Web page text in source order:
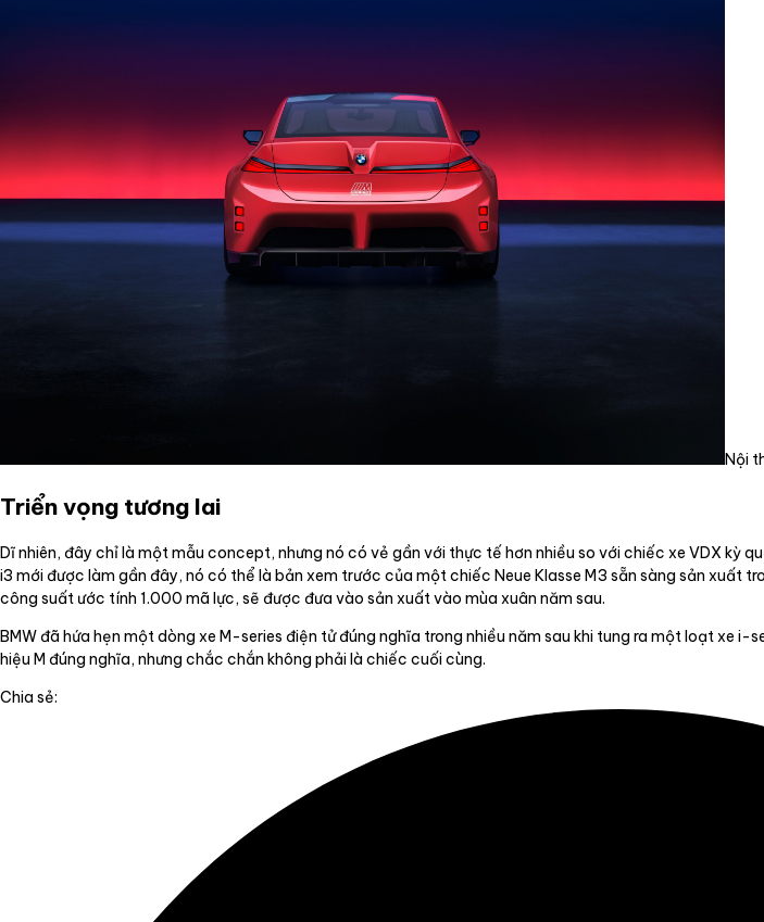
Nội
Triển vọng tương lai
Dĩ nhiên, đây chỉ là một mẫu concept, nhưng nó có vẻ gần với thực tế hơn nhiều so với chiếc xe VDX kỳ
i3 mới được làm gần đây, nó có thể là bản xem trước của một chiếc Neue Klasse M3 sẵn sàng sản xuất
công suất ước tính 1.000 mã lực, sẽ được đưa vào sản xuất vào mùa xuân năm sau.
BMW đã hứa hẹn một dòng xe M-series điện tử đúng nghĩa trong nhiều năm sau khi tung ra một loạt xe i-
hiệu M đúng nghĩa, nhưng chắc chắn không phải là chiếc cuối cùng.
Chia sẻ: